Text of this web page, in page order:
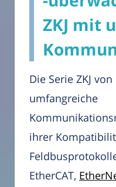
ZKJ mit
Die Serie ZKJ
umfangreiche
ihrer
EtherCAT,